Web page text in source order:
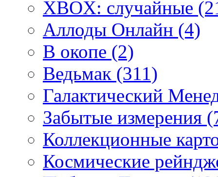
XBOX: случайные
Аллоды Онлайн (4)
В окопе (2)
Ведьмак (311)
Галактический
Забытые измерения
Коллекционные
Космические